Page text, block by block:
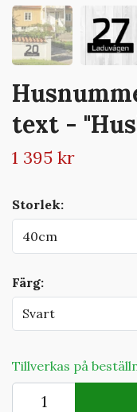
text -
1 395 kr
Storlek:
40cm
Färg:
Svart
Tillverkas på